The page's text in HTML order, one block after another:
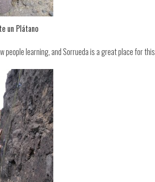
un Plátano
people learning, and Sorrueda is a great place for this